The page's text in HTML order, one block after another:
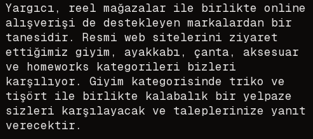
Yargıcı, reel mağazalar ile birlikte online
alışverişi de destekleyen markalardan bir
tanesidir. Resmi web sitelerini ziyaret
ettiğimiz giyim, ayakkabı, çanta, aksesuar
ve homeworks kategorileri bizleri
karşılıyor. Giyim kategorisinde triko ve
tişört ile birlikte kalabalık bir yelpaze
sizleri karşılayacak ve taleplerinize yanıt
verecektir.